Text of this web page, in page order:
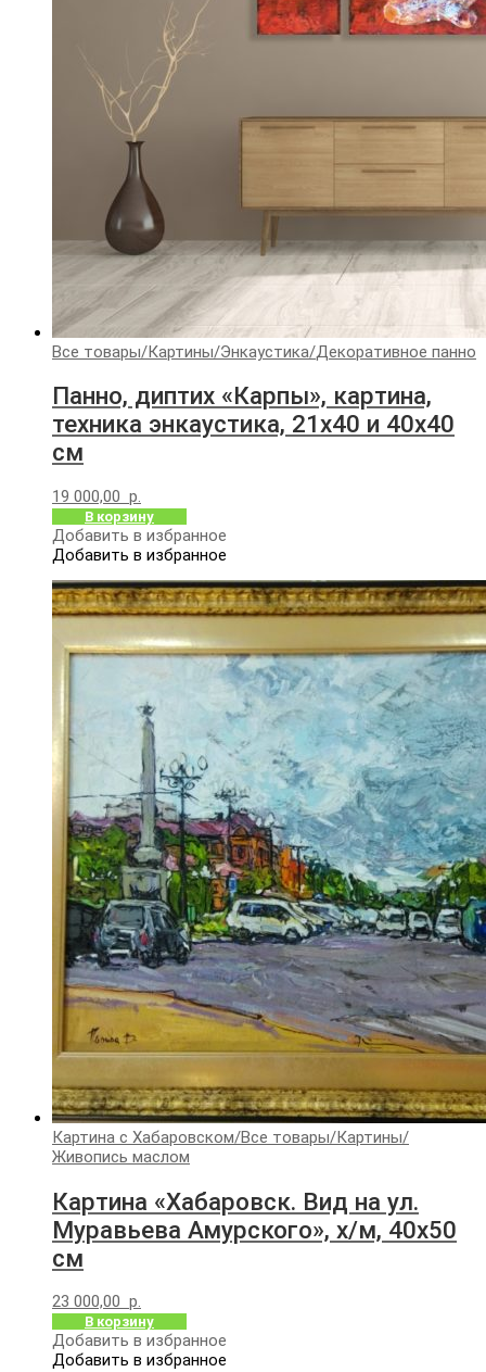
Все товары/Картины/Энкаустика/Декоративное панно
Панно, диптих «Карпы», картина,
техника энкаустика, 21х40 и 40х40
см
19 000,00 р.
В корзину
Добавить в избранное
Добавить в избранное
Картина с Хабаровском/Все товары/Картины/
Живопись маслом
Картина «Хабаровск. Вид на ул.
Муравьева Амурского», х/м, 40х50
см
23 000,00 р.
В корзину
Добавить в избранное
Добавить в избранное